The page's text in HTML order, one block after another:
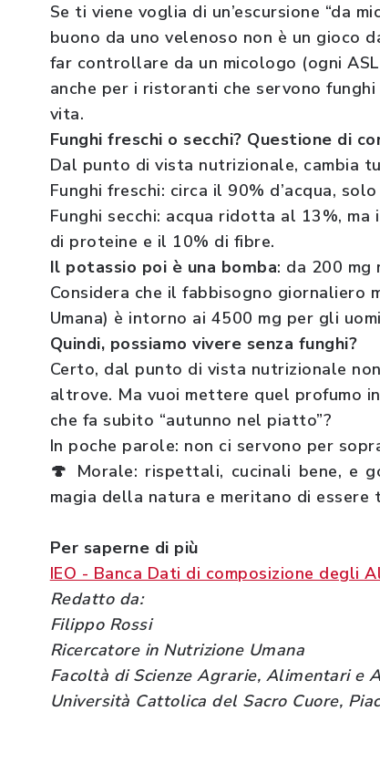
Se ti viene voglia di un’escursione “da
buono da uno velenoso non è un gioco
far controllare da un micologo (ogni
anche per i ristoranti che servono
vita.
Funghi freschi o secchi? Questione di
Dal punto di vista nutrizionale, cambia
Funghi freschi: circa il 90% d’acqua,
Funghi secchi: acqua ridotta al 13%,
di proteine e il 10% di fibre.
Il potassio poi è una bomba: da 200 mg
Considera che il fabbisogno giornaliero
Umana) è intorno ai 4500 mg per gli
Quindi, possiamo vivere senza funghi?
Certo, dal punto di vista nutrizionale
altrove. Ma vuoi mettere quel profumo
che fa subito “autunno nel piatto”?
In poche parole: non ci servono per
🍄 Morale: rispettali, cucinali bene, e
magia della natura e meritano di
Per saperne di più
IEO - Banca Dati di composizione degli
Redatto da:
Filippo Rossi
Ricercatore in Nutrizione Umana
Facoltà di Scienze Agrarie, Alimentari e
Università Cattolica del Sacro Cuore,